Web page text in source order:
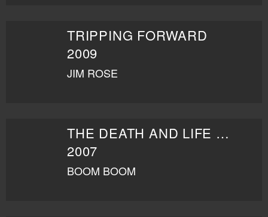
TRIPPING FORWARD
2009
JIM ROSE
THE DEATH AND LIFE OF BOBBY Z
2007
BOOM BOOM